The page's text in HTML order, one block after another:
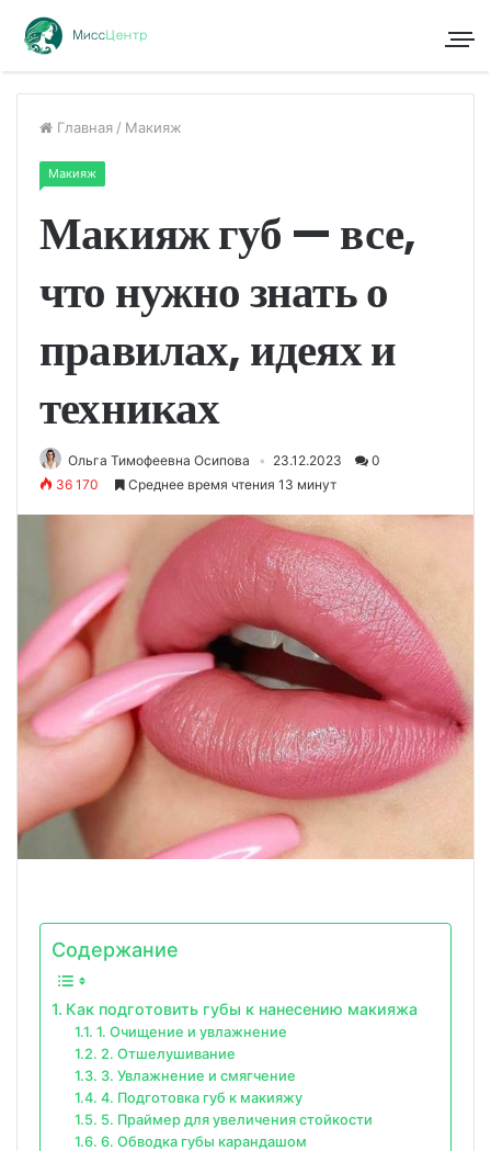
Главная / Макияж
Макияж
Макияж губ — все,
что нужно знать о
правилах, идеях и
техниках
Ольга Тимофеевна Осипова 23.12.2023
0
36 170
Среднее время чтения 13 минут
Содержание
Как подготовить губы к нанесению макияжа
1. Очищение и увлажнение
2. Отшелушивание
3. Увлажнение и смягчение
4. Подготовка губ к макияжу
5. Праймер для увеличения стойкости
6. Обводка губы карандашом